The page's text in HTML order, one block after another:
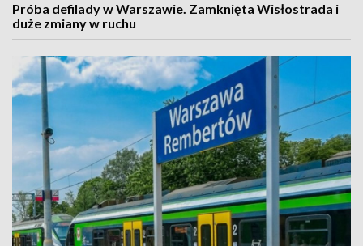
Próba defilady w Warszawie. Zamknięta Wisłostrada i
duże zmiany w ruchu